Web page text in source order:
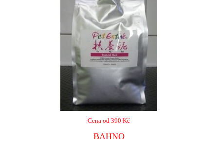
Cena od 390 Kč
BAHNO